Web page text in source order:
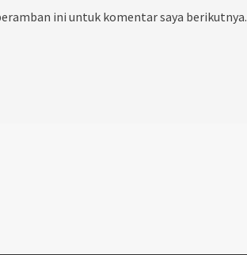
ini untuk komentar saya berikutnya.